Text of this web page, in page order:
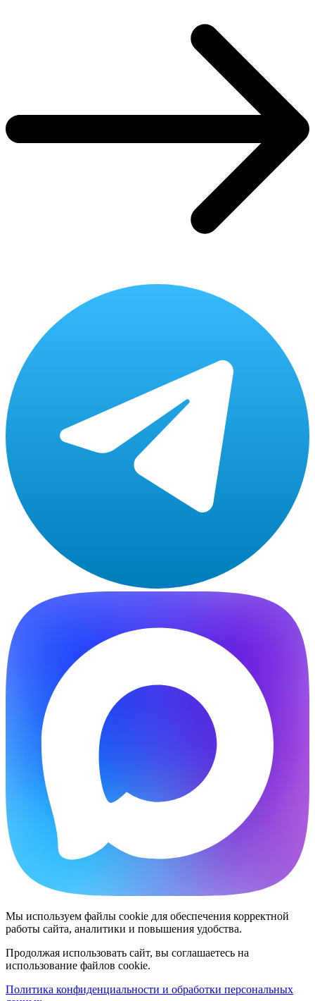
Мы используем файлы cookie для обеспечения корректной
работы сайта, аналитики и повышения удобства.
Продолжая использовать сайт, вы соглашаетесь на
использование файлов cookie.
Политика конфиденциальности и обработки персональных